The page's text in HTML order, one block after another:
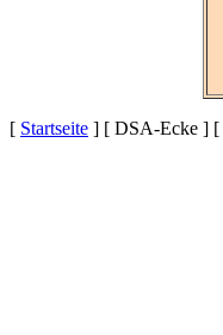
[ Startseite ] [ DSA-Ecke ] [